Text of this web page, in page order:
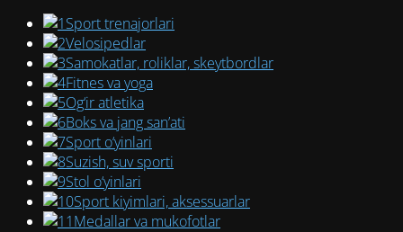
Sport trenajorlari
Velosipedlar
Samokatlar, roliklar, skeytbordlar
Fitnes va yoga
Og‘ir atletika
Boks va jang san’ati
Sport o‘yinlari
Suzish, suv sporti
Stol o‘yinlari
Sport kiyimlari, aksessuarlar
Medallar va mukofotlar